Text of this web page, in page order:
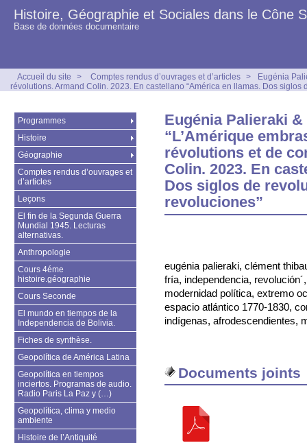
Histoire, Géographie et Sociales dans le Cône
Base de données documentaire
Accueil du site > Comptes rendus d’ouvrages et d’articles >
Eugénia
révolutions. Armand Colin. 2023. En castellano “América en llamas. Dos siglos
Eugénia Palieraki
“L’Amérique
révolutions et de
Colin. 2023. En
Dos siglos de
revoluciones”
eugénia palieraki, clément
fría, independencia,
modernidad política, extremo
espacio atlántico 1770-1830,
indígenas, afrodescendientes,
Documents joints
Programmes
Histoire
Géographie
Comptes rendus d’ouvrages et
d’articles
Leçons
El fin de la Segunda Guerra
Mundial 1945. Lecturas
alternativas.
Anthropologie
Cours 4éme
histoire.géographie
Cours Seconde
El mundo en tiempos de la
Independencia de Bolivia.
Fiches de synthèse.
Geopolítica de América Latina
Geopolítica en tiempos
inciertos. Programas de audio.
Radio Paris La Paz y (…)
Geopolítica, clima y medio
ambiente
Histoire de l’Antiquité